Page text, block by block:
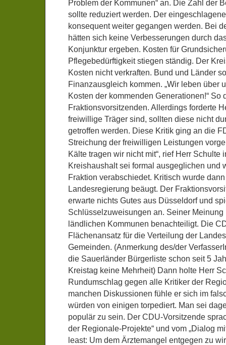
Problem der Kommunen“ an. Die Zahl der
sollte reduziert werden. Der
konsequent weiter gegangen werden. Bei
hätten sich keine Verbesserungen durch
Konjunktur ergeben. Kosten für
Pflegebedürftigkeit stiegen ständig. Der
Kosten nicht verkraften. Bund und Länder
Finanzausgleich kommen. „Wir leben über
Kosten der kommenden Generationen!“ So
Fraktionsvorsitzenden. Allerdings forderte
freiwillige Träger sind, sollten diese nicht
getroffen werden. Diese Kritik ging an die
Streichung der freiwilligen Leistungen
Kälte tragen wir nicht mit“, rief Herr Schulte
Kreishaushalt sei formal ausgeglichen und
Fraktion verabschiedet. Kritisch wurde
Landesregierung beäugt. Der
erwarte nichts Gutes aus Düsseldorf und
Schlüsselzuweisungen an. Seiner Meinung
ländlichen Kommunen benachteiligt. Die
Flächenansatz für die Verteilung der
Gemeinden. (Anmerkung des/der
die Sauerländer Bürgerliste schon seit 5
Kreistag keine Mehrheit) Dann holte Herr
Rundumschlag gegen alle Kritiker der
manchen Diskussionen fühle er sich im
würden von einigen torpediert. Man sei
populär zu sein. Der CDU-Vorsitzende
der Regionale-Projekte“ und vom „Dialog
least: Um dem Ärztemangel entgegen zu